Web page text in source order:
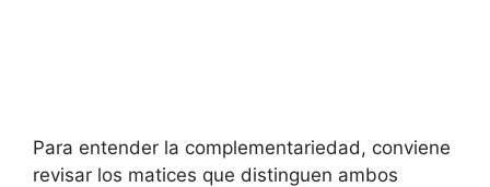
Para entender la complementariedad, conviene
revisar los matices que distinguen ambos